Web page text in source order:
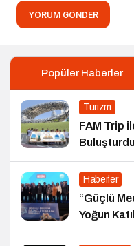
YORUM GÖNDER
Popüler Haberler
Turizm
FAM Trip
Buluşturdu
Haberler
“Güçlü
Yoğun